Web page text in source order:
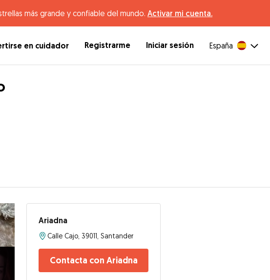
más grande y confiable del mundo. Activar mi cuenta.
en cuidador Registrarme Iniciar sesión España
Ariadna
Calle Cajo, 39011, Santander
Contacta con Ariadna